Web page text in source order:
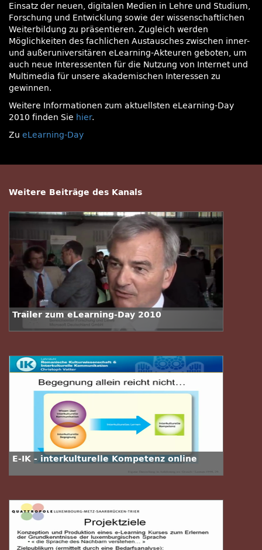
Einsatz der neuen, digitalen Medien in Lehre und Studium,
Forschung und Entwicklung sowie der wissenschaftlichen
Weiterbildung zu präsentieren. Zugleich werden
Möglichkeiten des fachlichen Austausches zwischen inner-
und außeruniversitären eLearning-Akteuren geboten, um
auch neue Interessenten für die Nutzung von Internet und
Multimedia für unsere akademischen Interessen zu
gewinnen.
Weitere Informationen zum aktuellsten eLearning-Day
2010 finden Sie hier.
Zu eLearning-Day
Weitere Beiträge des Kanals
Trailer zum eLearning-Day 2010
E-IK - interkulturelle Kompetenz online